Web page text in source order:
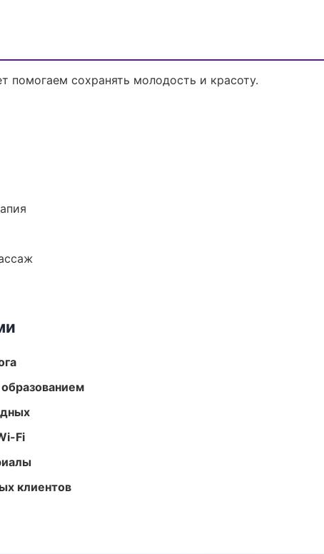
помогаем сохранять молодость и красоту.
Fi
клиентов